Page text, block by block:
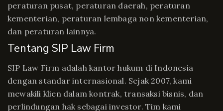
peraturan pusat, peraturan daerah, peraturan
kementerian, peraturan lembaga non kementerian,
dan peraturan lainnya.
Tentang SIP Law Firm
SIP Law Firm adalah kantor hukum di Indonesia
dengan standar internasional. Sejak 2007, kami
mewakili klien dalam kontrak, transaksi bisnis, dan
perlindungan hak sebagai investor. Tim kami